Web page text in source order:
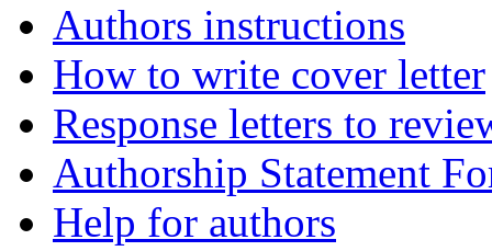
Authors instructions
How to write cover letter
Response letters to
Authorship Statement
Help for authors